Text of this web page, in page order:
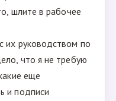
шлите в рабочее
их руководством по
что я не требую
еще
и подписи